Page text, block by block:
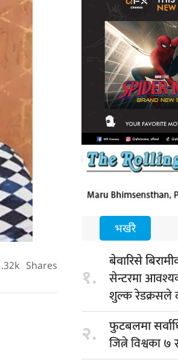
Shares
भर्खरै
१.
बेवारिसे
सेन्टरमा
शुल्क रेडक्रसले
२. फुटबलमा
जित्ने विश्वका ७